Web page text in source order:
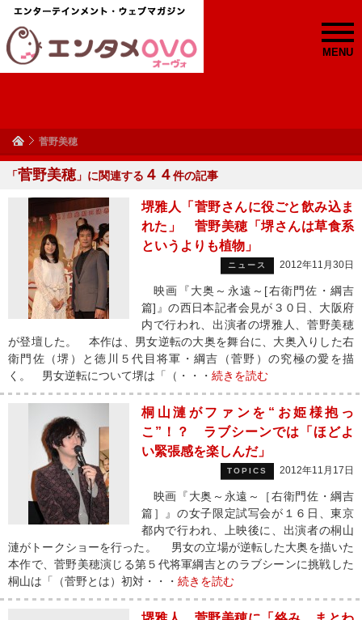
MENU
菅野美穂
「菅野美穂 」に関連する ４４件の記事
堺雅人「菅野さんに役ごと飲み込ま
れた」 菅野美穂「堺さんは草食系
というよりも植物」
ニュース 2012年11月30日
映画『大奥～永遠～[右衛門佐・綱吉
篇]』の西日本記者会見が３０日、大阪府
内で行われ、出演者の堺雅人、菅野美穂
が登壇した。 本作は、男女逆転の大奥を舞台に、大奥入りした右
衛門佐（堺）と徳川５代目将軍・綱吉（菅野）の究極の愛を描
く。 男女逆転について堺は「（・・・ 続きを読む
桐山漣がファンを“お姫様抱っ
こ”！？ ラブシーンでは「ほどよ
い緊張感を楽しんだ」
TOPICS 2012年11月17日
映画『大奥～永遠～［右衛門佐・綱吉
篇］』の女子限定試写会が１６日、東京
都内で行われ、上映後に、出演者の桐山
漣がトークショーを行った。 男女の立場が逆転した大奥を描いた
本作で、菅野美穂演じる第５代将軍綱吉とのラブシーンに挑戦した
桐山は「（菅野とは）初対・・・ 続きを読む